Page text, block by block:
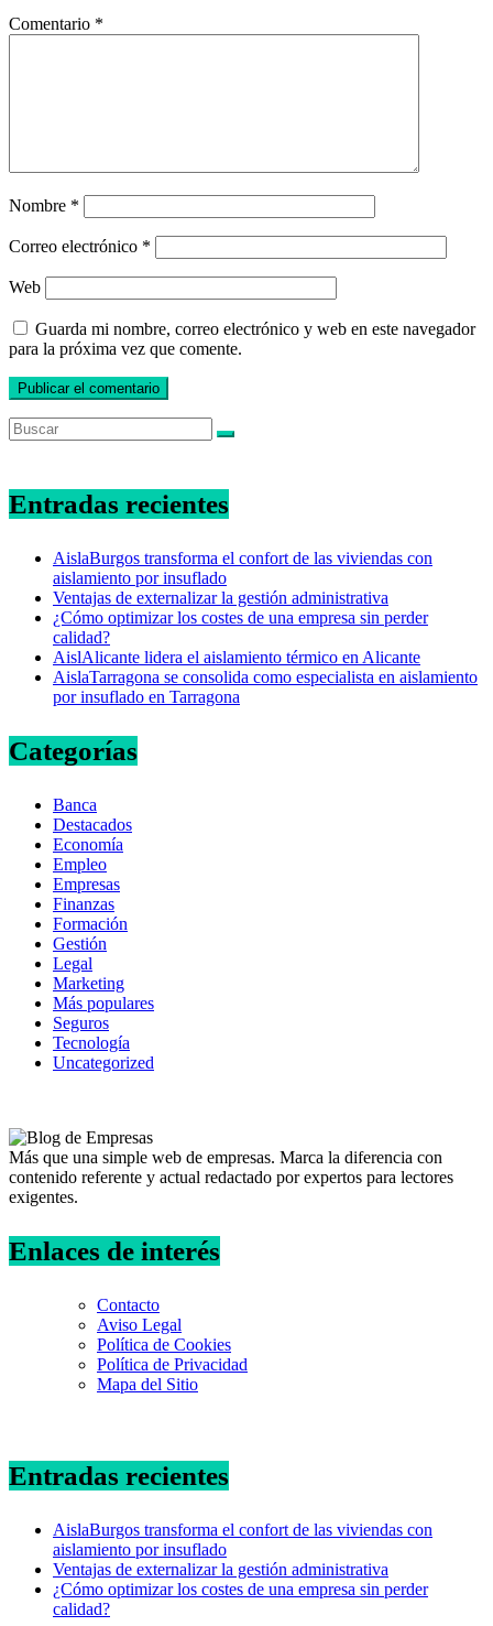
Comentario *
Nombre *
Correo electrónico *
Web
Guarda mi nombre, correo electrónico y web en este navegador
para la próxima vez que comente.
Entradas recientes
AislaBurgos transforma el confort de las viviendas con
aislamiento por insuflado
Ventajas de externalizar la gestión administrativa
¿Cómo optimizar los costes de una empresa sin perder
calidad?
AislAlicante lidera el aislamiento térmico en Alicante
AislaTarragona se consolida como especialista en aislamiento
por insuflado en Tarragona
Categorías
Banca
Destacados
Economía
Empleo
Empresas
Finanzas
Formación
Gestión
Legal
Marketing
Más populares
Seguros
Tecnología
Uncategorized
Más que una simple web de empresas. Marca la diferencia con
contenido referente y actual redactado por expertos para lectores
exigentes.
Enlaces de interés
Contacto
Aviso Legal
Política de Cookies
Política de Privacidad
Mapa del Sitio
Entradas recientes
AislaBurgos transforma el confort de las viviendas con
aislamiento por insuflado
Ventajas de externalizar la gestión administrativa
¿Cómo optimizar los costes de una empresa sin perder
calidad?